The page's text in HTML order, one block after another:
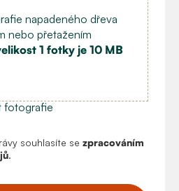
napadeného dřeva
nebo přetažením
1 fotky je 10 MB
souhlasíte se zpracováním
.